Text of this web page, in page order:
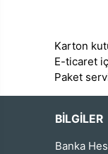
Karton
E-ticaret
Paket
BİLGİLER
Banka